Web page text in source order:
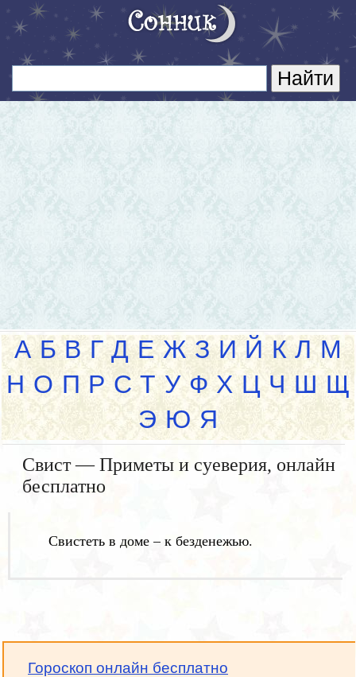
А Б В Г Д Е Ж З И Й К Л М
Н О П Р С Т У Ф Х Ц Ч Ш Щ
Э Ю Я
Свист — Приметы и суеверия, онлайн
бесплатно
Свистеть в доме – к безденежью.
Гороскоп онлайн бесплатно